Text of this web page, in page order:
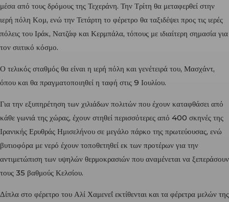
μέσα από τους δρόμους της Τεχεράνη. Την Τρίτη θα μεταφερθεί στην
ιερή πόλη Κομ, ενώ την Τετάρτη το φέρετρο θα ταξιδέψει προς τις ιερές
πόλεις του Ιράκ, Νατζάφ και Κερμπάλα, τόπους με ιδιαίτερη σημασία για
τον σιιτικό κόσμο.
Ο τελικός σταθμός θα είναι η ιερή πόλη και γενέτειρά του, Μασχάντ,
όπου και θα πραγματοποιηθεί η ταφή στις 9 Ιουλίου.
Για την εξυπηρέτηση των χιλιάδων πολιτών που έχουν καταφθάσει από
κάθε γωνιά της χώρας, έχουν στηθεί περισσότερες από 400 σκηνές της
Ιρανικής Ερυθράς Ημισελήνου σε μεγάλο πάρκο της πρωτεύουσας, ενώ
βυτιοφόρα με νερό έχουν τοποθετηθεί εκ των προτέρων για την
αντιμετώπιση των υψηλών θερμοκρασιών που αναμένεται να ξεπεράσουν
τους 35 βαθμούς Κελσίου.
Δίπλα στο φέρετρο του Αλί Χαμενεΐ εκτίθενται και τα φέρετρα μελών της